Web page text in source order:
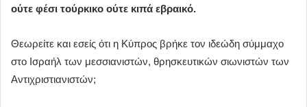
ούτε φέσι τούρκικο ούτε κιπά εβραικό.
Θεωρείτε και εσείς ότι η Κύπρος βρήκε τον ιδεώδη σύμμαχο
στο Ισραήλ των μεσσιανιστών, θρησκευτικών σιωνιστών των
Αντιχριστιανιστών;